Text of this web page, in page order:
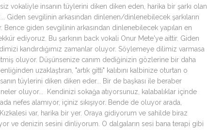
vokaliyle insanın tüylerini diken diken eden, harika bir şarkı olan
Giden sevgilinin arkasından dinlenen/dinlenebilecek şarkıların
giden sevgilinin arkasından dinlenebilecek yapılan en
ediyoruz. Bu şarkının back vokali Onur Mete'ye aittir. Giden
kandırdığımız zamanlar oluyor. Söylemeye dilimiz varmasa
oluyor. Düşünsenize canım dediğinizin gözlerine bir daha
uzaklaştıran, "artık gitti" kalıbını kalbinize oturtan o
tüylerini diken diken eder... Bir de başkası ile beraber
oluyor... Kendinizi sokağa atıyorsunuz, kalabalıklar içinde
nefes alamıyor, içiniz sıkışıyor. Bende de oluyor arada,
var, harika bir yer. Oraya gidiyorum ve sahilde biraz
ve denizin sesini dinliyorum. O dalgaların sesi bana terapi gibi